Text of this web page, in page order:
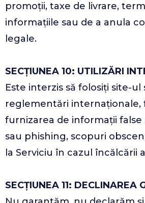
promoții, taxe de livrare,
informațiile sau de a anula
legale.
SECȚIUNEA 10: UTILIZĂRI
Este interzis să folosiți site-
reglementări internaționale,
furnizarea de informații
sau phishing, scopuri
la Serviciu în cazul încălcării
SECȚIUNEA 11: